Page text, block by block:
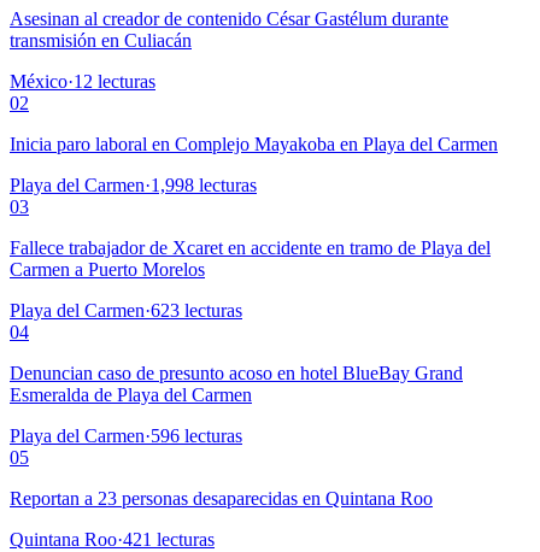
Asesinan al creador de contenido César Gastélum durante
transmisión en Culiacán
México·12 lecturas
02
Inicia paro laboral en Complejo Mayakoba en Playa del Carmen
Playa del Carmen·1,998 lecturas
03
Fallece trabajador de Xcaret en accidente en tramo de Playa del
Carmen a Puerto Morelos
Playa del Carmen·623 lecturas
04
Denuncian caso de presunto acoso en hotel BlueBay Grand
Esmeralda de Playa del Carmen
Playa del Carmen·596 lecturas
05
Reportan a 23 personas desaparecidas en Quintana Roo
Quintana Roo·421 lecturas